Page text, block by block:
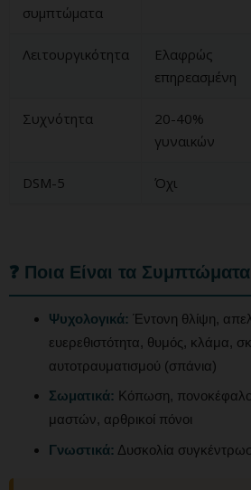
συμπτώματα
Λειτουργικότητα
Ελαφρώς
επηρεασμένη
Συχνότητα
20-40%
γυναικών
DSM-5 Όχι
❓ Ποια Είναι τα
Ψυχολογικά: Έντονη θλίψη,
ευερεθιστότητα, θυμός, κλάμα,
αυτοτραυματισμού (σπάνια)
Σωματικά: Κόπωση,
μαστών, αρθρικοί πόνοι
Γνωστικά: Δυσκολία